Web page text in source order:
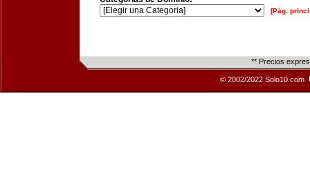
[Pág.
** Precios
© 2002/2022 Solo10.com